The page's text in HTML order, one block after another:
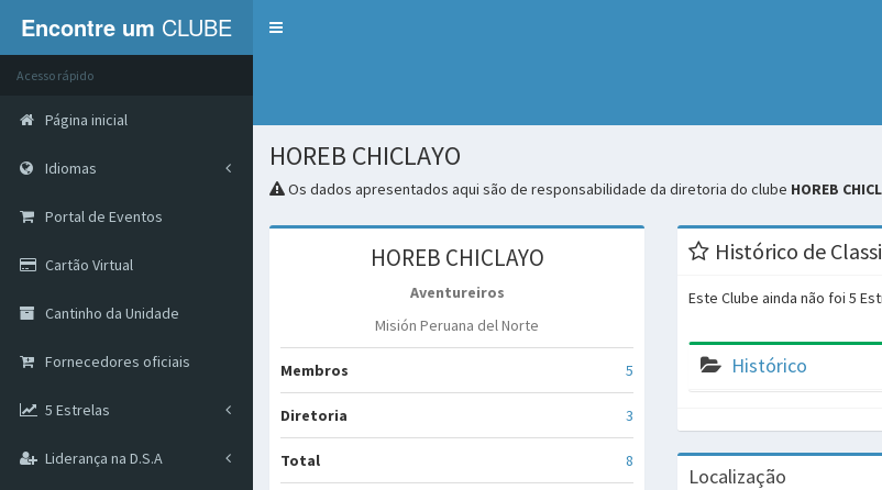
Encontre um CLUBE Menu
Acesso rápido
Página inicial
Idiomas
Portal de Eventos
Cartão Virtual
Cantinho da Unidade
Fornecedores oficiais
5 Estrelas
Liderança na D.S.A
HOREB CHICLAYO
Os dados apresentados aqui são de responsabilidade da diretoria do clube HOREB
HOREB CHICLAYO
Aventureiros
Misión Peruana del Norte
Membros 5
Diretoria 3
Total 8
Histórico de
Este Clube ainda não foi 5
Histórico
Localização